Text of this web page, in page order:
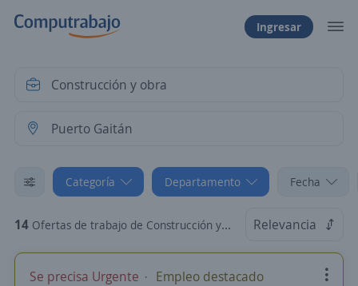
Ingresar
Categoría Departamento Fecha
14 Ofertas de trabajo de Construcción y obra en Puerto Gaitán, Meta Relevancia
Se precisa Urgente Empleo destacado